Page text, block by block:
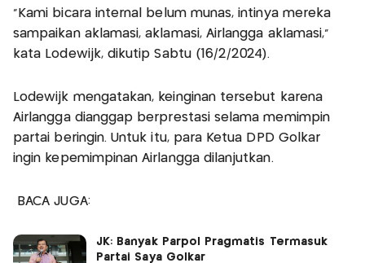
"Kami bicara internal belum munas, intinya mereka
sampaikan aklamasi, aklamasi, Airlangga aklamasi,"
kata Lodewijk, dikutip Sabtu (16/2/2024).
Lodewijk mengatakan, keinginan tersebut karena
Airlangga dianggap berprestasi selama memimpin
partai beringin. Untuk itu, para Ketua DPD Golkar
ingin kepemimpinan Airlangga dilanjutkan.
BACA JUGA:
JK: Banyak Parpol Pragmatis Termasuk
Partai Saya Golkar